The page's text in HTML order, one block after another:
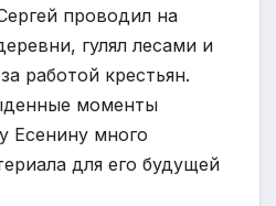
проводил на
гулял лесами и
работой крестьян.
моменты
Есенину много
для его будущей